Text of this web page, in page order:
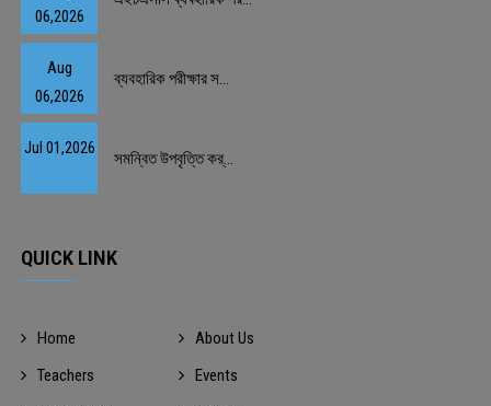
06,2026
Aug
06,2026
ব্যবহারিক পরীক্ষার স...
Jul 01,2026
সমন্বিত উপবৃত্তি কর্...
QUICK LINK
Home
About Us
Teachers
Events